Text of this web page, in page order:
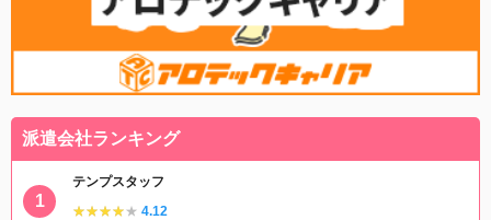
派遣会社ランキング
テンプスタッフ
★★★★★
★★★★★ 4.12